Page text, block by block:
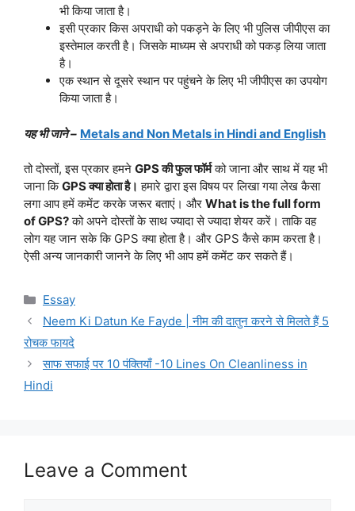
भी किया जाता है।
इसी प्रकार किस अपराधी को पकड़ने के लिए भी पुलिस जीपीएस का
इस्तेमाल करती है। जिसके माध्यम से अपराधी को पकड़ लिया जाता
है।
एक स्थान से दूसरे स्थान पर पहुंचने के लिए भी जीपीएस का उपयोग
किया जाता है।
यह भी जाने – Metals and Non Metals in Hindi and English
तो दोस्तों, इस प्रकार हमने GPS की फुल फॉर्मको जाना और साथ में यह भी
जाना किGPS क्या होता है। हमारे द्वारा इस विषय पर लिखा गया लेख कैसा
लगा आप हमें कमेंट करके जरूर बताएं। और What is the full form
of GPS? को अपने दोस्तों के साथ ज्यादा से ज्यादा शेयर करें। ताकि वह
लोग यह जान सके कि GPS क्या होता है। और GPS कैसे काम करता है।
ऐसी अन्य जानकारी जानने के लिए भी आप हमें कमेंट कर सकते हैं।
Categories
Essay
Neem Ki Datun Ke Fayde | नीम की दातुन करने से मिलते हैं 5
रोचक फायदे
साफ सफाई पर 10 पंक्तियाँ -10 Lines On Cleanliness in
Hindi
Leave a Comment